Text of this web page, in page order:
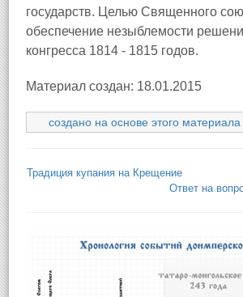
государств. Целью Священного
обеспечение незыблемости
конгресса 1814 - 1815 годов.
Материал создан: 18.01.2015
создано на основе этого материала
Традиция купания на Крещение
Ответ на